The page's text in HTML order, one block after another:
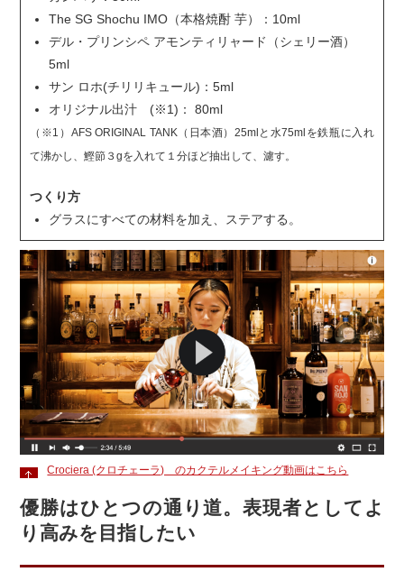
The SG Shochu IMO（本格焼酎 芋）：10ml
デル・プリンシペ アモンティリャード（シェリー酒）
5ml
サン ロホ(チリリキュール)：5ml
オリジナル出汁 (※1)： 80ml
（※1）AFS ORIGINAL TANK（日本酒）25mlと水75mlを鉄瓶に入れ
て沸かし、鰹節３gを入れて１分ほど抽出して、濾す。
つくり方
グラスにすべての材料を加え、ステアする。
Crociera (クロチェーラ) のカクテルメイキング動画はこちら
優勝はひとつの通り道。表現者としてよ
り高みを目指したい